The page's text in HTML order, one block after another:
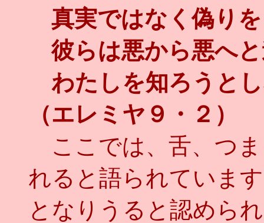
真実ではなく偽り
彼らは悪から悪へ
わたしを知ろうと
（エレミヤ９・２）
ここでは、舌、つ
れると語られていま
となりうると認めら